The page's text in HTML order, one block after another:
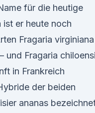
für die heutige
ist er heute noch
Fragaria
und Fragaria
in Frankreich
der beiden
ananas